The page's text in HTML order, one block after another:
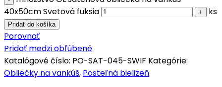
40x50cm Svetová fuksia
ks
Pridať do košíka
Porovnať
Pridať medzi obľúbené
Katalógové číslo: PO-SAT-045-SWIF Kategórie:
Obliečky na vankúš, Posteľná bielizeň